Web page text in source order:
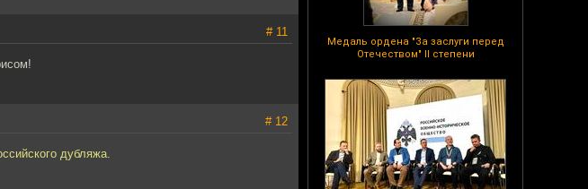
Медаль ордена "За заслуги перед
Отечеством" II степени
# 11
# 12
дубляжа.